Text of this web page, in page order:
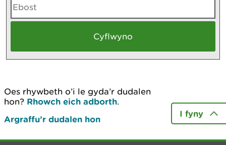
Oes rhywbeth o’i le gyda’r dudalen
hon? Rhowch eich adborth.
Argraffu’r dudalen hon
I fyny